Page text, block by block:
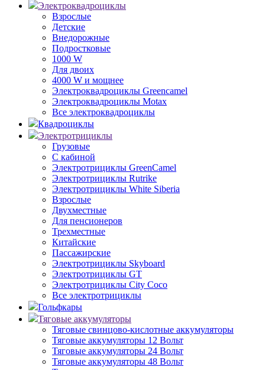
Электроквадроциклы
Взрослые
Детские
Внедорожные
Подростковые
1000 W
Для двоих
4000 W и мощнее
Электроквадроциклы Greencamel
Электроквадроциклы Motax
Все электроквадроциклы
Квадроциклы
Электротрициклы
Грузовые
С кабиной
Электротрициклы GreenCamel
Электротрициклы Rutrike
Электротрициклы White Siberia
Взрослые
Двухместные
Для пенсионеров
Трехместные
Китайские
Пассажирские
Электротрициклы Skyboard
Электротрициклы GT
Электротрициклы City Coco
Все электротрициклы
Гольфкары
Тяговые аккумуляторы
Тяговые свинцово-кислотные аккумуляторы
Тяговые аккумуляторы 12 Вольт
Тяговые аккумуляторы 24 Вольт
Тяговые аккумуляторы 48 Вольт